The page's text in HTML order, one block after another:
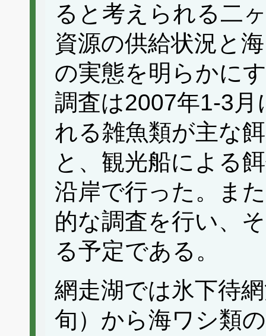
ると考えられる二
資源の供給状況と
の実態を明らかに
調査は2007年1-3
れる雑魚類が主な
と、観光船による
沿岸で行った。ま
的な調査を行い、
る予定である。
網走湖では氷下待
旬）から海ワシ類